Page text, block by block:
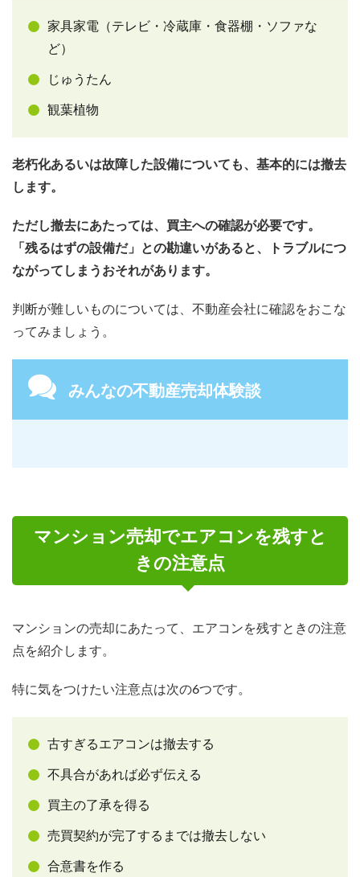
家具家電（テレビ・冷蔵庫・食器棚・ソファな
ど）
じゅうたん
観葉植物
老朽化あるいは故障した設備についても、基本的には撤去
します。
ただし撤去にあたっては、買主への確認が必要です。
「残るはずの設備だ」との勘違いがあると、トラブルにつ
ながってしまうおそれがあります。
判断が難しいものについては、不動産会社に確認をおこな
ってみましょう。
みんなの不動産売却体験談
マンション売却でエアコンを残すと
きの注意点
マンションの売却にあたって、エアコンを残すときの注意
点を紹介します。
特に気をつけたい注意点は次の6つです。
古すぎるエアコンは撤去する
不具合があれば必ず伝える
買主の了承を得る
売買契約が完了するまでは撤去しない
合意書を作る